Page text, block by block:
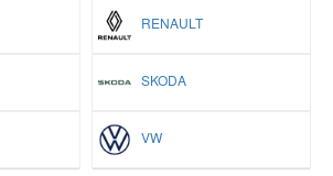
RENAULT
SKODA
VW